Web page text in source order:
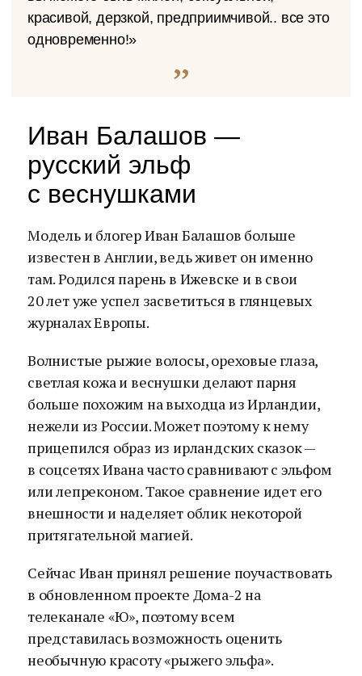
красивой, дерзкой, предприимчивой.. все это
одновременно!»
Иван Балашов —
русский эльф
с веснушками
Модель и блогер Иван Балашов больше
известен в Англии, ведь живет он именно
там. Родился парень в Ижевске и в свои
20 лет уже успел засветиться в глянцевых
журналах Европы.
Волнистые рыжие волосы, ореховые глаза,
светлая кожа и веснушки делают парня
больше похожим на выходца из Ирландии,
нежели из России. Может поэтому к нему
прицепился образ из ирландских сказок —
в соцсетях Ивана часто сравнивают с эльфом
или лепреконом. Такое сравнение идет его
внешности и наделяет облик некоторой
притягательной магией.
Сейчас Иван принял решение поучаствовать
в обновленном проекте Дома-2 на
телеканале «Ю», поэтому всем
представилась возможность оценить
необычную красоту «рыжего эльфа».